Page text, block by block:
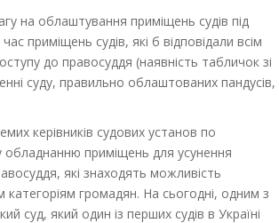
на облаштування приміщень судів під
приміщень судів, які б відповідали всім
до правосуддя (наявність табличок зі
суду, правильно облаштованих пандусів,
керівників судових установ по
обладнанню приміщень для усунення
які знаходять можливість
категоріям громадян. На сьогодні, одним з
суд, який один із перших судів в Україні